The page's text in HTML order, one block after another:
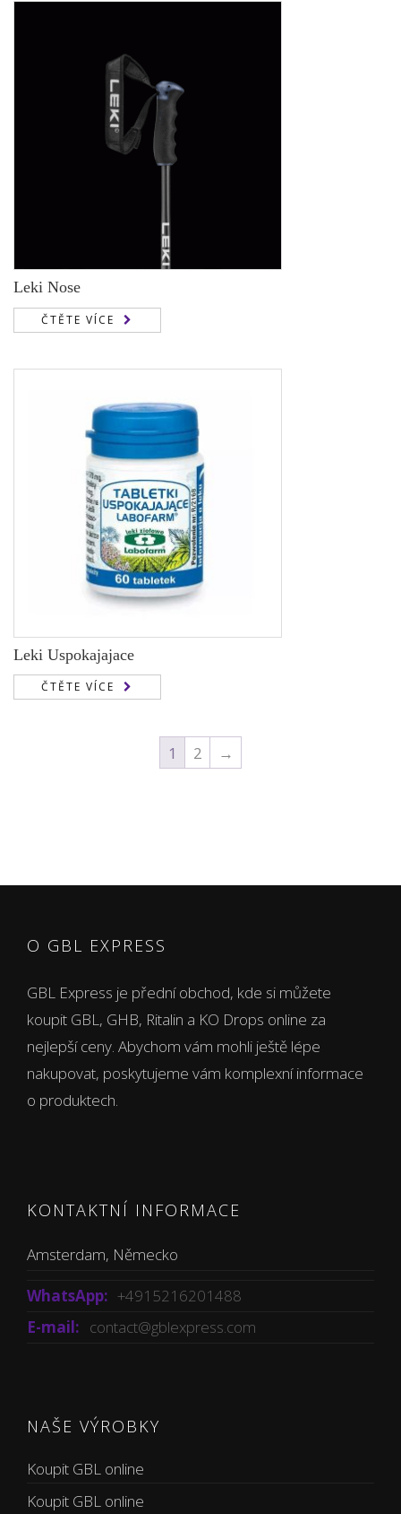
Leki Nose
ČTĚTE VÍCE
Leki Uspokajajace
ČTĚTE VÍCE
1 2 →
O GBL EXPRESS
GBL Express je přední obchod, kde si můžete
koupit GBL, GHB, Ritalin a KO Drops online za
nejlepší ceny. Abychom vám mohli ještě lépe
nakupovat, poskytujeme vám komplexní informace
o produktech.
KONTAKTNÍ INFORMACE
Amsterdam, Německo
WhatsApp: +4915216201488
E-mail: contact@gblexpress.com
NAŠE VÝROBKY
Koupit GBL online
Koupit GBL online